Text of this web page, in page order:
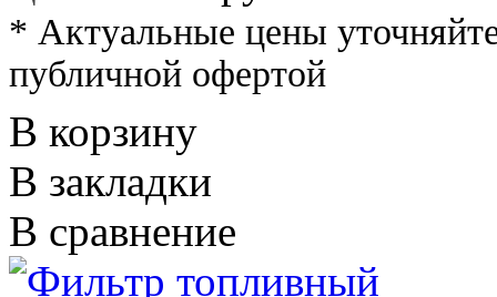
* Актуальные цены
публичной офертой
В корзину
В закладки
В сравнение